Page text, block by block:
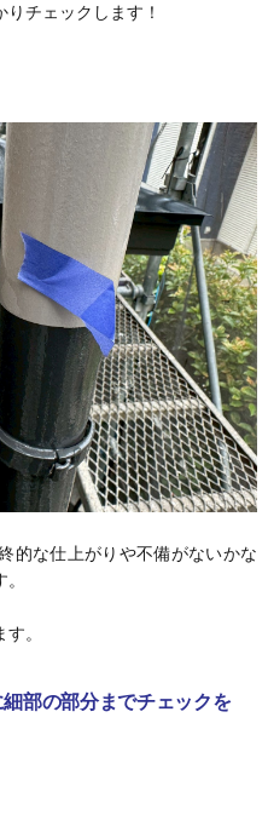
チェックします！
的な仕上がりや不備がないかな
。
部の部分までチェックを